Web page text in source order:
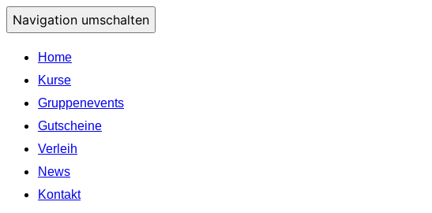
Navigation umschalten
Home
Kurse
Gruppenevents
Gutscheine
Verleih
News
Kontakt